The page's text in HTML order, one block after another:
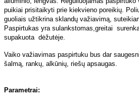
puikiai prisitaikyti prie kiekvieno poreikių.
guoliais užtikrina sklandų važiavimą,
Paspirtukas yra sulankstomas,greitai
supakuota dėžutėje.
Vaiko važiavimas paspirtuku bus dar
šalmą, rankų, alkūnių, riešų apsaugas.
Parametrai: